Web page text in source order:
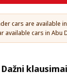
cars are available
available cars in Abu
Dažni klausimai